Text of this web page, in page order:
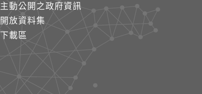
主動公開之政府資訊
開放資料集
下載區